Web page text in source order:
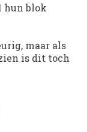
hun blok
maar als
is dit toch